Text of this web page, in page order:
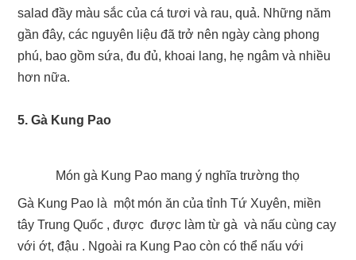
salad đầy màu sắc của cá tươi và rau, quả. Những năm
gần đây, các nguyên liệu đã trở nên ngày càng phong
phú, bao gồm sứa, đu đủ, khoai lang, hẹ ngâm và nhiều
hơn nữa.
5. Gà Kung Pao
Món gà Kung Pao mang ý nghĩa trường thọ
Gà Kung Pao là một món ăn của tỉnh Tứ Xuyên, miền
tây Trung Quốc , được được làm từ gà và nấu cùng cay
với ớt, đậu . Ngoài ra Kung Pao còn có thể nấu với